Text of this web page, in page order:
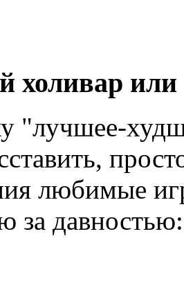
холивар
"лучшее-
любимые
за давностью: